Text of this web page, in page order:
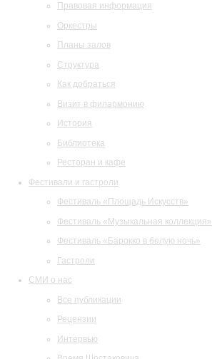
Правовая информация
Оркестры
Планы залов
Структура
Как добраться
Визит в филармонию
История
Библиотека
Ресторан и кафе
Фестивали и гастроли
Фестиваль «Площадь Искусств»
Фестиваль «Музыкальная коллекция»
Фестиваль «Барокко в белую ночь»
Гастроли
СМИ о нас
Все публикации
Рецензии
Интервью